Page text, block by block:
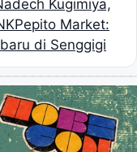
Kugimiya,
Pepito Market:
di Senggigi